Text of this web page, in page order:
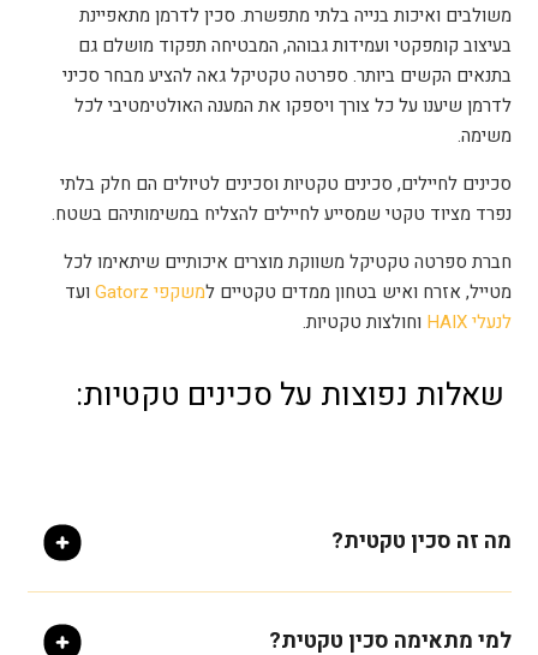
משולבים ואיכות בנייה בלתי מתפשרת. סכין לדרמן מתאפיינת
בעיצוב קומפקטי ועמידות גבוהה, המבטיחה תפקוד מושלם גם
בתנאים הקשים ביותר. ספרטה טקטיקל גאה להציע מבחר סכיני
לדרמן שיענו על כל צורך ויספקו את המענה האולטימטיבי לכל
משימה.
סכינים לחיילים, סכינים טקטיות וסכינים לטיולים הם חלק בלתי
נפרד מציוד טקטי שמסייע לחיילים להצליח במשימותיהם בשטח.
חברת ספרטה טקטיקל משווקת מוצרים איכותיים שיתאימו לכל
מטייל, אזרח ואיש בטחון ממדים טקטיים למשקפי Gatorz
ועד
לנעלי HAIX
וחולצות טקטיות.
שאלות נפוצות על סכינים טקטיות:
מה זה סכין טקטית?
למי מתאימה סכין טקטית?